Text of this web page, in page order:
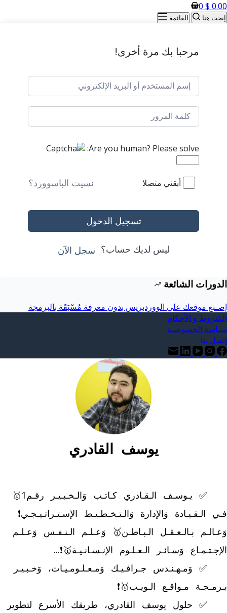
0.00
$
0
إبحث هنا القائمة
مرحبا بك مرة أخرى!
Are you human? Please solve:
أبقني متصلا نسيت الباسوورد؟
تسجيل الدخول
ليس لديك حساب؟ سجل الآن
الدورات الشائعة
إصـنع موقعك على الووردبرِيس بدون معرفة مُسْبَقَة بالبرمجة
الشروط و الأحكام
سياسة الخصوصية
إتصل بنا
يوسف القادري